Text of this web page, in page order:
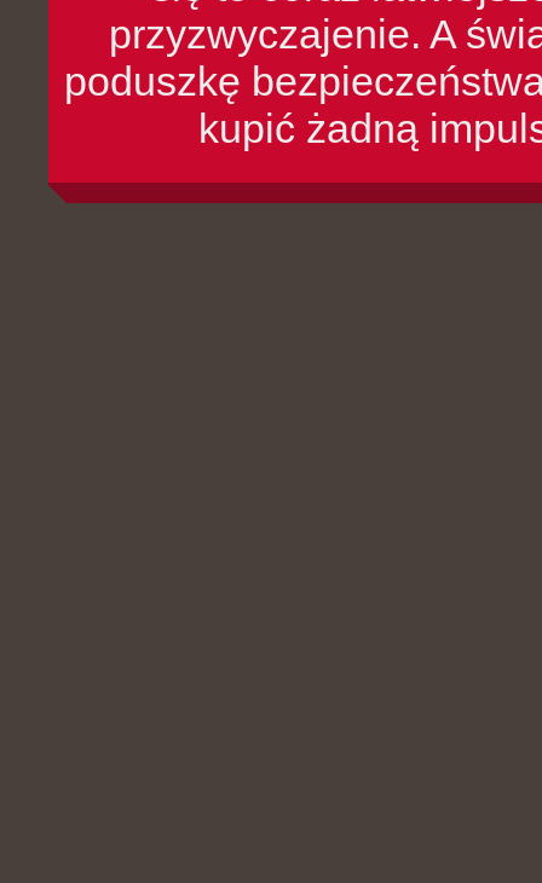
przyzwyczajenie. A
poduszkę
kupić żadną